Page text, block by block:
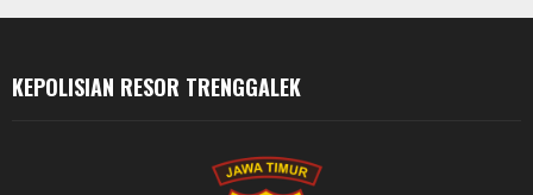
H
KEPOLISIAN RESOR TRENGGALEK